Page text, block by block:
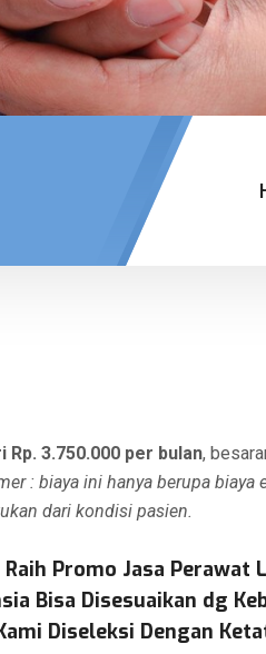
Rp. 3.750.000 per bulan,
: biaya ini hanya berupa biaya
dari kondisi pasien.
Raih Promo Jasa Perawat
Bisa Disesuaikan dg
Diseleksi Dengan